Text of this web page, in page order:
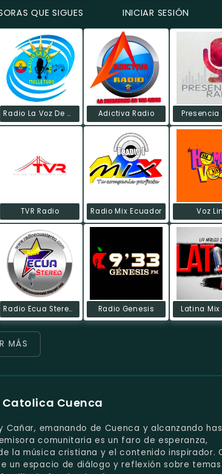
QUE SIGUES INICIAR SESIÓN
Radio La Voz De Molleturo Adictiva Radio Presencia
TVR Radio Radio Mix Ecuador Voz
Radio Ecua Stereo HD Radio Genesis Latina Mix
MÁS
Cuenca
emanando de Cuenca y alcanzando
comunitaria es un faro de esperanza,
la música cristiana y el contenido inspirador.
un espacio de diálogo y reflexión sobre